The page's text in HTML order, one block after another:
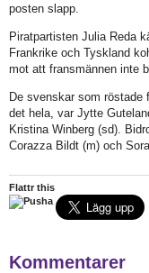
posten slapp.
Piratpartisten Julia Reda
Frankrike och Tyskland
mot att fransmännen inte
De svenskar som röstade
det hela, var Jytte
Kristina Winberg (sd).
Corazza Bildt (m) och
Flattr this
Kommentarer